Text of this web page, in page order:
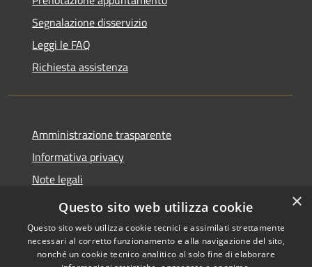
Segnalazione disservizio
Leggi le FAQ
Richiesta assistenza
Amministrazione trasparente
Informativa privacy
Note legali
Dichiarazione di accessibilità
×
Questo sito web utilizza cookie
Questo sito web utilizza cookie tecnici e assimilati strettamente
necessari al corretto funzionamento e alla navigazione del sito,
nonché un cookie tecnico analitico al solo fine di elaborare